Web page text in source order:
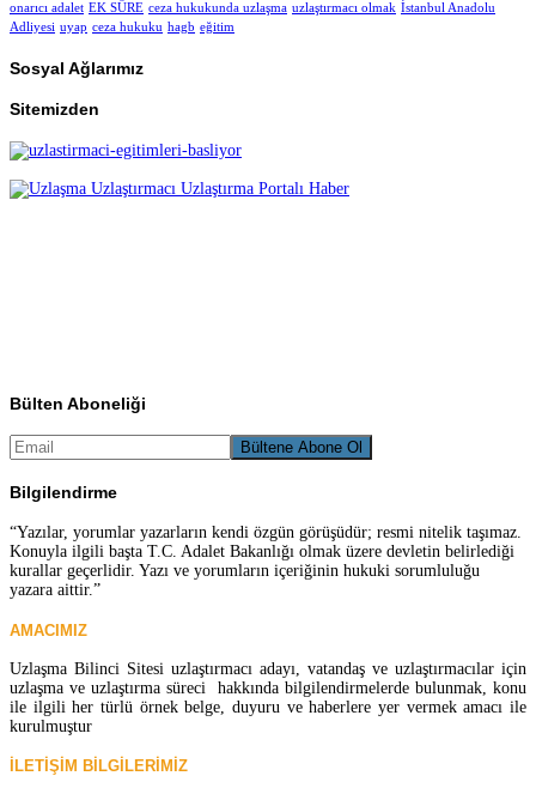
onarıcı adalet EK SÜRE ceza hukukunda uzlaşma uzlaştırmacı olmak İstanbul Anadolu
Adliyesi uyap ceza hukuku hagb eğitim
Sosyal Ağlarımız
Sitemizden
Bülten Aboneliği
Bilgilendirme
“Yazılar, yorumlar yazarların kendi özgün görüşüdür; resmi nitelik taşımaz.
Konuyla ilgili başta T.C. Adalet Bakanlığı olmak üzere devletin belirlediği
kurallar geçerlidir. Yazı ve yorumların içeriğinin hukuki sorumluluğu
yazara aittir.”
AMACIMIZ
Uzlaşma Bilinci Sitesi uzlaştırmacı adayı, vatandaş ve uzlaştırmacılar için
uzlaşma ve uzlaştırma süreci hakkında bilgilendirmelerde bulunmak, konu
ile ilgili her türlü örnek belge, duyuru ve haberlere yer vermek amacı ile
kurulmuştur
İLETİŞİM BİLGİLERİMİZ